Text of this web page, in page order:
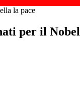
la pace
per il